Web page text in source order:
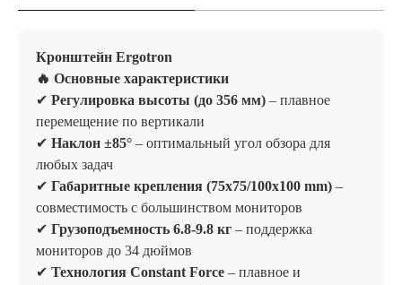
Кронштейн Ergotron
🔥 Основные характеристики
✔ Регулировка высоты (до 356 мм) – плавное
перемещение по вертикали
✔ Наклон ±85° – оптимальный угол обзора для
любых задач
✔ Габаритные крепления (75x75/100x100 mm) –
совместимость с большинством мониторов
✔ Грузоподъемность 6.8-9.8 кг – поддержка
мониторов до 34 дюймов
✔ Технология Constant Force – плавное и